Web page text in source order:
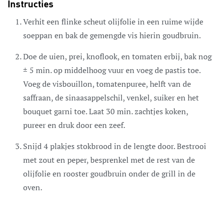
Instructies
Verhit een flinke scheut olijfolie in een ruime wijde
soeppan en bak de gemengde vis hierin goudbruin.
Doe de uien, prei, knoflook, en tomaten erbij, bak nog
± 5 min. op middelhoog vuur en voeg de pastis toe.
Voeg de visbouillon, tomatenpuree, helft van de
saffraan, de sinaasappelschil, venkel, suiker en het
bouquet garni toe. Laat 30 min. zachtjes koken,
pureer en druk door een zeef.
Snijd 4 plakjes stokbrood in de lengte door. Bestrooi
met zout en peper, besprenkel met de rest van de
olijfolie en rooster goudbruin onder de grill in de
oven.